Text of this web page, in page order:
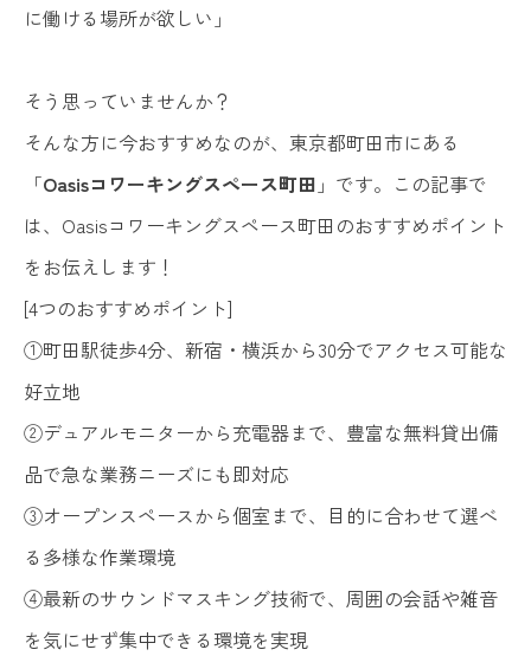
に働ける場所が欲しい」
そう思っていませんか？
そんな方に今おすすめなのが、東京都町田市にある
「Oasisコワーキングスペース町田 」です。この記事で
は、Oasisコワーキングスペース町田のおすすめポイント
をお伝えします！
[4つのおすすめポイント]
①町田駅徒歩4分、新宿・横浜から30分でアクセス可能な
好立地
②デュアルモニターから充電器まで、豊富な無料貸出備
品で急な業務ニーズにも即対応
③オープンスペースから個室まで、目的に合わせて選べ
る多様な作業環境
④最新のサウンドマスキング技術で、周囲の会話や雑音
を気にせず集中できる環境を実現